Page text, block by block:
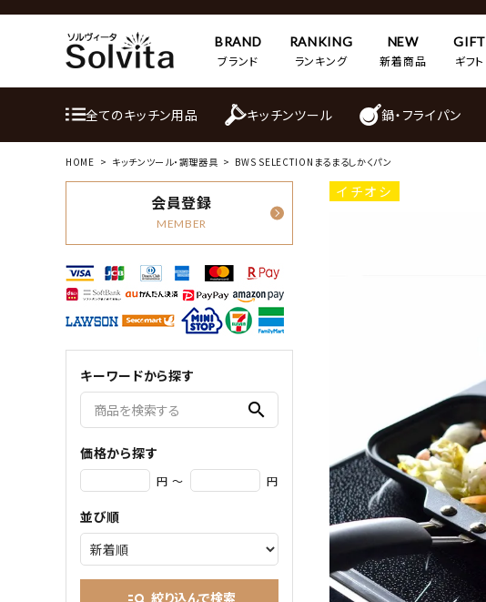
BRAND
ブランド
RANKING
ランキング
NEW
新着商品
GIFT
ギフト
全てのキッチン用品 キッチンツール 鍋・フライパン
HOME キッチンツール・調理器具 BWS SELECTIONまるまるしかくパン
会員登録
MEMBER
キーワードから探す
search
価格から探す
円 ～ 円
並び順
絞り込んで検索
イチオシ